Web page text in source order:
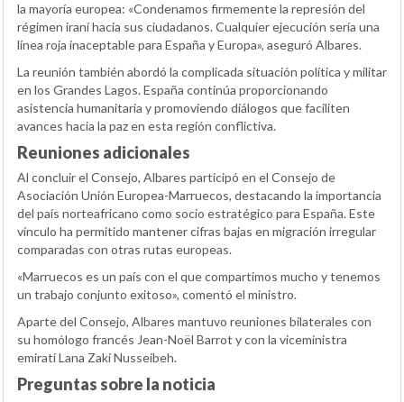
la mayoría europea: «Condenamos firmemente la represión del
régimen iraní hacia sus ciudadanos. Cualquier ejecución sería una
línea roja inaceptable para España y Europa», aseguró Albares.
La reunión también abordó la complicada situación política y militar
en los Grandes Lagos. España continúa proporcionando
asistencia humanitaria y promoviendo diálogos que faciliten
avances hacia la paz en esta región conflictiva.
Reuniones adicionales
Al concluir el Consejo, Albares participó en el Consejo de
Asociación Unión Europea-Marruecos, destacando la importancia
del país norteafricano como socio estratégico para España. Este
vínculo ha permitido mantener cifras bajas en migración irregular
comparadas con otras rutas europeas.
«Marruecos es un país con el que compartimos mucho y tenemos
un trabajo conjunto exitoso», comentó el ministro.
Aparte del Consejo, Albares mantuvo reuniones bilaterales con
su homólogo francés Jean-Noël Barrot y con la viceministra
emiratí Lana Zaki Nusseibeh.
Preguntas sobre la noticia